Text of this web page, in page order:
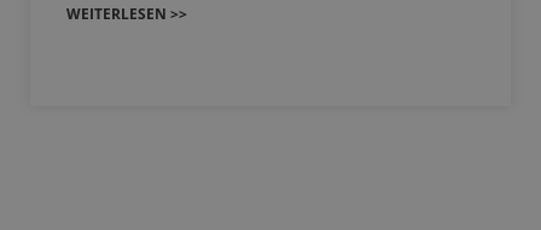
WEITERLESEN >>